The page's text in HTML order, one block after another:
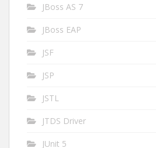
JBoss AS 7
JBoss EAP
JSF
JSP
JSTL
JTDS Driver
JUnit 5